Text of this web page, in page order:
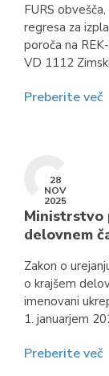
FURS
regresa za
poroča na
VD 1112
Preberite več
28
NOV
2025
Ministrstvo
delovnem
Zakon o
o krajšem
imenovani
1. januarjem
Preberite več